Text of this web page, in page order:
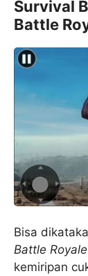
Survival
Battle
Bisa
Battle Royale
kemiripan